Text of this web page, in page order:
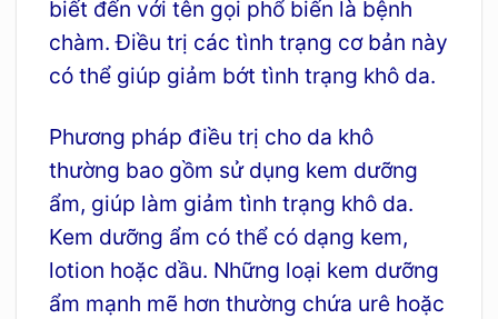
biết đến với tên gọi phổ biến là bệnh
chàm. Điều trị các tình trạng cơ bản này
có thể giúp giảm bớt tình trạng khô da.
Phương pháp điều trị cho da khô
thường bao gồm sử dụng kem dưỡng
ẩm, giúp làm giảm tình trạng khô da.
Kem dưỡng ẩm có thể có dạng kem,
lotion hoặc dầu. Những loại kem dưỡng
ẩm mạnh mẽ hơn thường chứa urê hoặc